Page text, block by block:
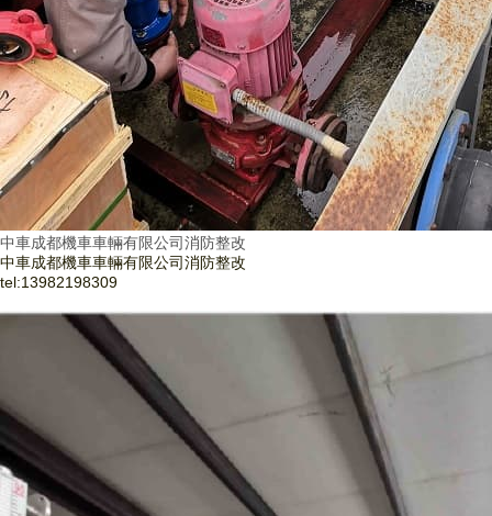
中車成都機車車輛有限公司消防整改
中車成都機車車輛有限公司消防整改
tel:13982198309